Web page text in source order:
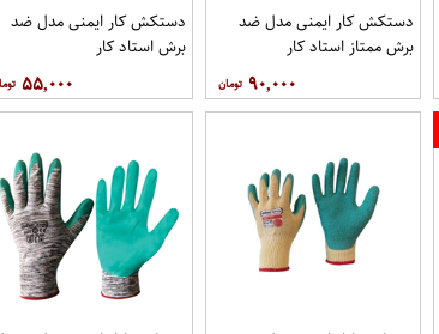
دستکش کار ایمنی مدل ضد
برش ممتاز استاد کار
۹۰,۰۰۰
دستکش کار ایمنی مدل ضد
برش استاد کار
۵۵,۰۰۰